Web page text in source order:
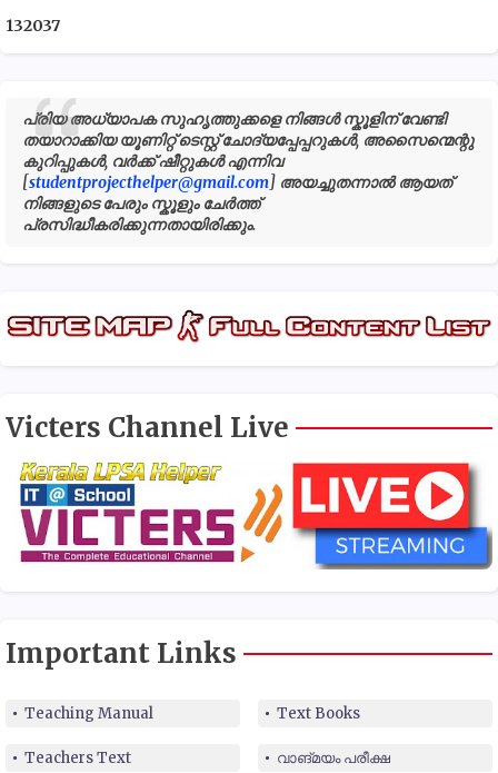
132037
പ്രിയ അധ്യാപക സുഹൃത്തുക്കളെ നിങ്ങൾ സ്കൂളിന് വേണ്ടി
തയാറാക്കിയ യൂണിറ്റ് ടെസ്റ്റ് ചോദ്യപ്പേപ്പറുകൾ, അസൈന്മെന്റു
കുറിപ്പുകൾ, വർക്ക് ഷീറ്റുകൾ എന്നിവ
[studentprojecthelper@gmail.com] അയച്ചുതന്നാൽ ആയത്
നിങ്ങളുടെ പേരും സ്കൂളും ചേർത്ത്
പ്രസിദ്ധീകരിക്കുന്നതായിരിക്കും.
Victers Channel Live
Important Links
Teaching Manual Text Books
Teachers Text വാങ്മയം പരീക്ഷ